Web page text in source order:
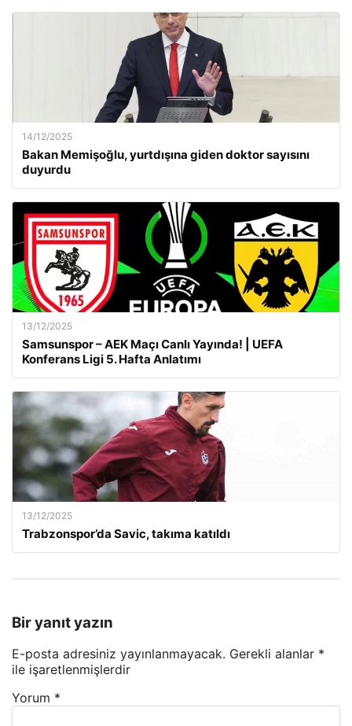
14/12/2025
Bakan Memişoğlu, yurtdışına giden doktor sayısını
duyurdu
13/12/2025
Samsunspor – AEK Maçı Canlı Yayında! | UEFA
Konferans Ligi 5. Hafta Anlatımı
13/12/2025
Trabzonspor’da Savic, takıma katıldı
Bir yanıt yazın
E-posta adresiniz yayınlanmayacak. Gerekli alanlar *
ile işaretlenmişlerdir
Yorum *